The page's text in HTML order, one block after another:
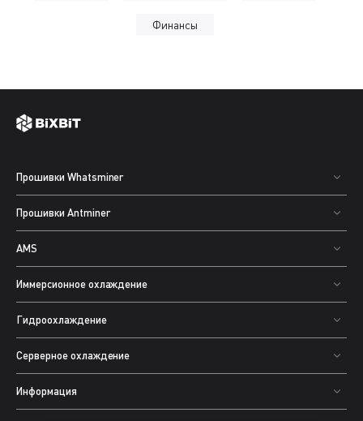
Финансы
Прошивки Whatsminer
Прошивки Antminer
AMS
Иммерсионное охлаждение
Гидроохлаждение
Серверное охлаждение
Информация